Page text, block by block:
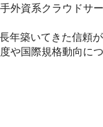
外資系クラウドサ
年築いてきた信頼
や国際規格動向に